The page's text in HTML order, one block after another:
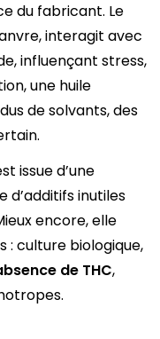
du fabricant. Le
interagit avec
influençant stress,
une huile
de solvants, des
issue d’une
inutiles
encore, elle
: culture biologique,
de THC,